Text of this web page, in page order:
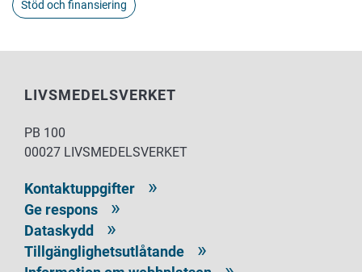
Stöd och finansiering
LIVSMEDELSVERKET
PB 100
00027 LIVSMEDELSVERKET
Kontaktuppgifter
Ge respons
Dataskydd
Tillgänglighetsutlåtande